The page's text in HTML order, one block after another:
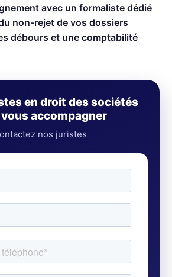
avec un formaliste dédié
non-rejet de vos dossiers
débours et une comptabilité
en droit des sociétés
accompagner
nos juristes